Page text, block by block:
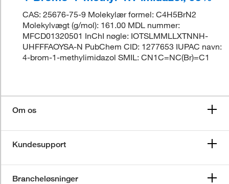
CAS: 25676-75-9 Molekylær formel: C4H5BrN2
Molekylvægt (g/mol): 161.00 MDL nummer:
MFCD01320501 InChI nøgle: IOTSLMMLLXTNNH-
UHFFFAOYSA-N PubChem CID: 1277653 IUPAC navn:
4-brom-1-methylimidazol SMIL: CN1C=NC(Br)=C1
Om os
Kundesupport
Brancheløsninger